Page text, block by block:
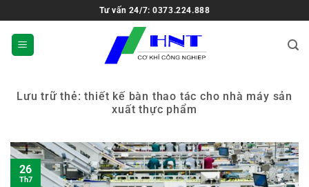
Tư vấn 24/7: 0373.224.888
Lưu trữ thẻ:thiết kế bàn thao tác cho nhà máy sản
xuất thực phẩm
26
Th7